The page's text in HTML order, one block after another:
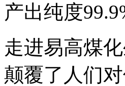
产出纯度
走进易高煤
颠覆了人们